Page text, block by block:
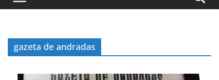
gazeta de andradas